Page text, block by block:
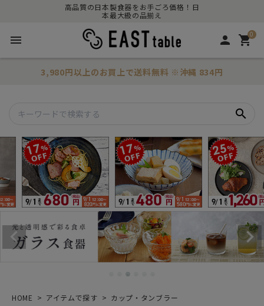
高品質の日本製食器をお手ごろ価格！日
本最大級の品揃え
menu person 0
shopping_cart
3,980円以上のお買上で送料無料 ※沖縄 834円
search
HOME アイテムで探す
カップ・タンブラー